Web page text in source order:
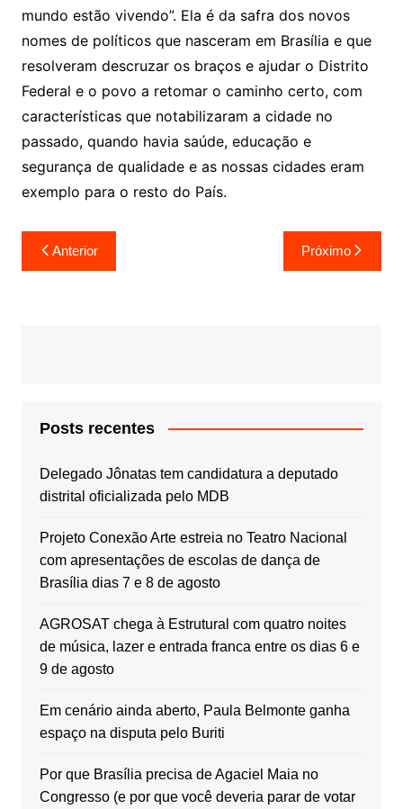
mundo estão vivendo”. Ela é da safra dos novos
nomes de políticos que nasceram em Brasília e que
resolveram descruzar os braços e ajudar o Distrito
Federal e o povo a retomar o caminho certo, com
características que notabilizaram a cidade no
passado, quando havia saúde, educação e
segurança de qualidade e as nossas cidades eram
exemplo para o resto do País.
Navegação
de
Anterior Próximo
Posts recentes
Delegado Jônatas tem candidatura a deputado
distrital oficializada pelo MDB
Projeto Conexão Arte estreia no Teatro Nacional
com apresentações de escolas de dança de
Brasília dias 7 e 8 de agosto
AGROSAT chega à Estrutural com quatro noites
de música, lazer e entrada franca entre os dias 6 e
9 de agosto
Em cenário ainda aberto, Paula Belmonte ganha
espaço na disputa pelo Buriti
Por que Brasília precisa de Agaciel Maia no
Congresso (e por que você deveria parar de votar